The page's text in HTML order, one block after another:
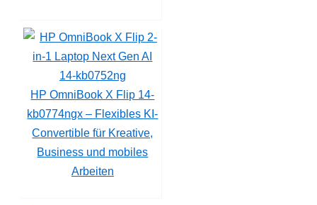
HP OmniBook X Flip 14-
kb0774ngx – Flexibles KI-
Convertible für Kreative,
Business und mobiles
Arbeiten